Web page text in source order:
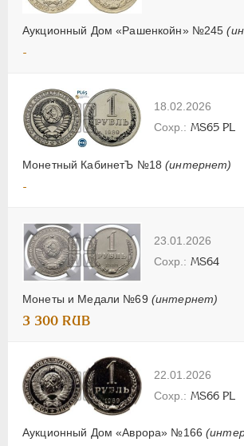
Аукционный Дом «Рашенкойн» №245
-
18.02.2026
Монетный КабинетЪ №18(интернет)
MS65 PL
-
23.01.2026
Монеты и Медали №69 (интернет)
MS64
3 300 RUB
22.01.2026
Аукционный Дом «Аврора» №166
MS66 PL